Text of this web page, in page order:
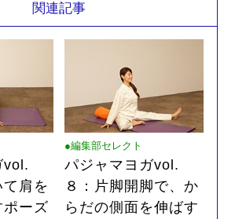
関連記事
vol.
肩を
ーズ
●編集部セレクト
パジャマヨガvol.
８：片脚開脚で、か
らだの側面を伸ばす